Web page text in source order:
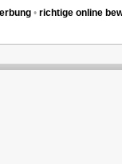
• richtige online